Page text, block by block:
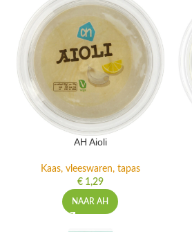
AH Aioli
Kaas, vleeswaren, tapas
€1,29
NAAR AH